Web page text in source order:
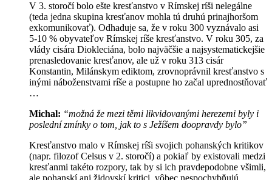
V 3. storočí bolo ešte kresťanstvo v Rímskej ríši nelegálne
(teda jedna skupina kresťanov mohla tú druhú prinajhoršom
exkomunikovať). Odhaduje sa, že v roku 300 vyznávalo asi
5-10 % obyvateľov Rímskej ríše kresťanstvo. V roku 305, za
vlády cisára Diokleciána, bolo najväčšie a najsystematickejšie
prenasledovanie kresťanov, ale už v roku 313 cisár
Konstantin, Milánskym ediktom, zrovnoprávnil kresťanstvo s
inými náboženstvami ríše a postupne ho začal uprednostňovať
…
Michal: “možná že mezi těmi likvidovanými herezemi byly i
poslední zmínky o tom, jak to s Ježíšem doopravdy bylo”
Kresťanstvo malo v Rímskej ríši svojich pohanských kritikov
(napr. filozof Celsus v 2. storočí) a pokiaľ by existovali medzi
kresťanmi takéto rozpory, tak by si ich pravdepodobne všimli,
ale pohanskí ani židovskí kritici, vôbec nespochybňujú